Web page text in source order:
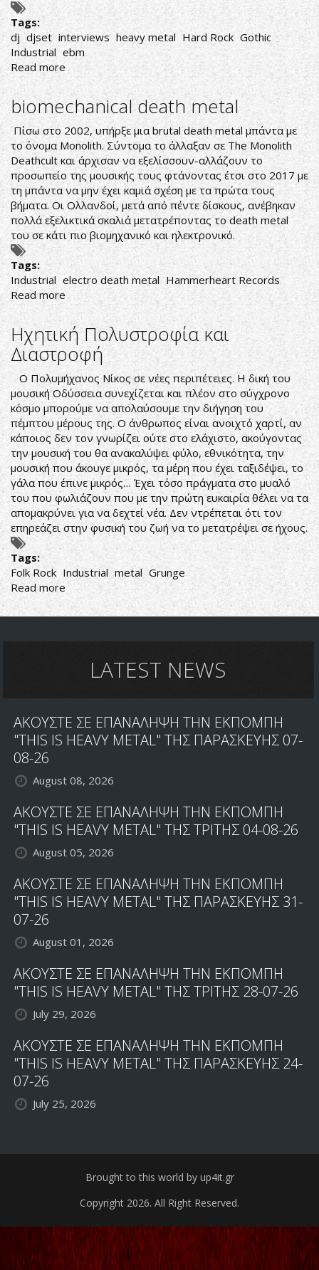
Tags:
dj djset interviews heavy metal Hard Rock Gothic
Industrial ebm
Read more about
ΜΗΝ
ΠΥΡΟΒΟΛΕΙΤΕ
ΤΟΝ
DJ!
biomechanical death metal
Πίσω στο 2002, υπήρξε μια brutal death metal μπάντα με
το όνομα Monolith. Σύντομα το άλλαξαν σε The Monolith
Deathcult και άρχισαν να εξελίσσουν-αλλάζουν το
προσωπείο της μουσικής τους φτάνοντας έτσι στο 2017 με
τη μπάντα να μην έχει καμιά σχέση με τα πρώτα τους
βήματα. Οι Ολλανδοί, μετά από πέντε δίσκους, ανέβηκαν
πολλά εξελικτικά σκαλιά μετατρέποντας το death metal
του σε κάτι πιο βιομηχανικό και ηλεκτρονικό.
Tags:
Industrial electro death metal Hammerheart Records
Read more about
biomechanical
death
metal
Ηχητική Πολυστροφία και
Διαστροφή
Ο Πολυμήχανος Νίκος σε νέες περιπέτειες. Η δική του
μουσική Οδύσσεια συνεχίζεται και πλέον στο σύγχρονο
κόσμο μπορούμε να απολαύσουμε την διήγηση του
πέμπτου μέρους της. Ο άνθρωπος είναι ανοιχτό χαρτί, αν
κάποιος δεν τον γνωρίζει ούτε στο ελάχιστο, ακούγοντας
την μουσική του θα ανακαλύψει φύλο, εθνικότητα, την
μουσική που άκουγε μικρός, τα μέρη που έχει ταξιδέψει, το
γάλα που έπινε μικρός… Έχει τόσο πράγματα στο μυαλό
του που φωλιάζουν που με την πρώτη ευκαιρία θέλει να τα
απομακρύνει για να δεχτεί νέα. Δεν ντρέπεται ότι τον
επηρεάζει στην φυσική του ζωή να το μετατρέψει σε ήχους.
Tags:
Folk Rock Industrial metal Grunge
Read more about
Ηχητική
Πολυστροφία
LATEST NEWS
ΑΚΟΥΣΤΕ ΣΕ ΕΠΑΝΑΛΗΨΗ ΤΗΝ ΕΚΠΟΜΠΗ
"THIS IS HEAVY METAL" ΤΗΣ ΠΑΡΑΣΚΕΥΗΣ 07-
08-26
August 08, 2026
ΑΚΟΥΣΤΕ ΣΕ ΕΠΑΝΑΛΗΨΗ ΤΗΝ ΕΚΠΟΜΠΗ
"THIS IS HEAVY METAL" ΤΗΣ ΤΡΙΤΗΣ 04-08-26
August 05, 2026
ΑΚΟΥΣΤΕ ΣΕ ΕΠΑΝΑΛΗΨΗ ΤΗΝ ΕΚΠΟΜΠΗ
"THIS IS HEAVY METAL" ΤΗΣ ΠΑΡΑΣΚΕΥΗΣ 31-
07-26
August 01, 2026
ΑΚΟΥΣΤΕ ΣΕ ΕΠΑΝΑΛΗΨΗ ΤΗΝ ΕΚΠΟΜΠΗ
"THIS IS HEAVY METAL" ΤΗΣ ΤΡΙΤΗΣ 28-07-26
July 29, 2026
ΑΚΟΥΣΤΕ ΣΕ ΕΠΑΝΑΛΗΨΗ ΤΗΝ ΕΚΠΟΜΠΗ
"THIS IS HEAVY METAL" ΤΗΣ ΠΑΡΑΣΚΕΥΗΣ 24-
07-26
July 25, 2026
Brought to this world by up4it.gr
Copyright 2026. All Right Reserved.